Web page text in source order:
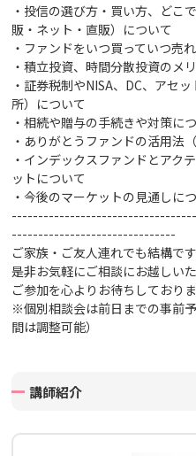
・投信の選び方・買い方、どこ
販・ネット・直販）について
・ファンドをいつ買っていつ売
・積立投資、時間分散投資のメ
・証券税制やNISA、DC、アセ
所）について
・相続や贈与の手続きや対策に
・ありがとうファンドの活用法
・インデックスファンドとアク
ットについて
・今後のマーケットの見通しに
-------------------------------
ご家族・ご友人連れでも結構です
是非お気軽にご相談にお越しい
ご参加を心よりお待ちしており
※個別相談会は前日までの事前
間は調整可能）
講師紹介